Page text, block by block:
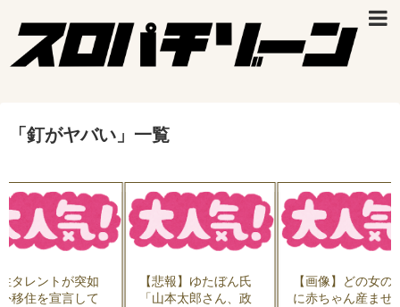
「 釘がヤバい 」 一覧
タレントが突如
移住を宣言して
【悲報】ゆたぼん氏
「山本太郎さん、政
【画像】どの女の
に赤ちゃん産ませ